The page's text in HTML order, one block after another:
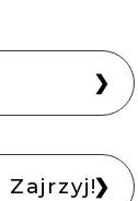
❯
Zajrzyj!❯